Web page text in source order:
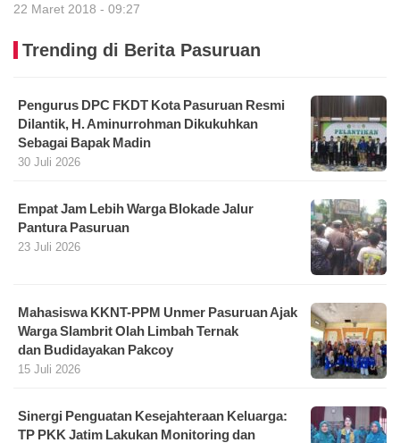
22 Maret 2018 - 09:27
Trending di Berita Pasuruan
Pengurus DPC FKDT Kota Pasuruan Resmi
Dilantik, H. Aminurrohman Dikukuhkan
Sebagai Bapak Madin
30 Juli 2026
Empat Jam Lebih Warga Blokade Jalur
Pantura Pasuruan
23 Juli 2026
Mahasiswa KKNT-PPM Unmer Pasuruan Ajak
Warga Slambrit Olah Limbah Ternak
dan Budidayakan Pakcoy
15 Juli 2026
Sinergi Penguatan Kesejahteraan Keluarga:
TP PKK Jatim Lakukan Monitoring dan